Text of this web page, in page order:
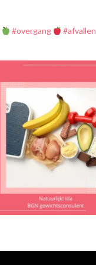
#overgang #afvallen